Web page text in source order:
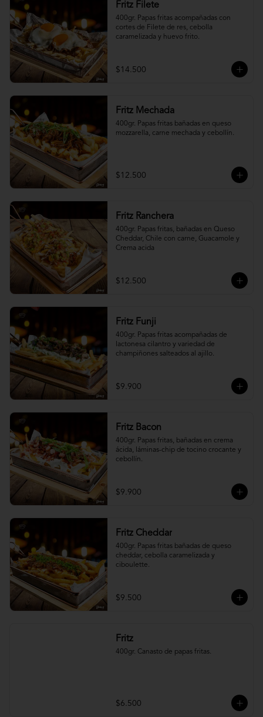
Fritz Filete
400gr. Papas fritas acompañadas con
cortes de Filete de res, cebolla
caramelizada y huevo frito.
$14.500
Fritz Mechada
400gr. Papas fritas bañadas en queso
mozzarella, carne mechada y cebollín.
$12.500
Fritz Ranchera
400gr. Papas fritas, bañadas en Queso
Cheddar, Chile con carne, Guacamole y
Crema acida
$12.500
Fritz Funji
400gr. Papas fritas acompañadas de
lactonesa cilantro y variedad de
champiñones salteados al ajillo.
$9.900
Fritz Bacon
400gr. Papas fritas, bañadas en crema
ácida, láminas-chip de tocino crocante y
cebollín.
$9.900
Fritz Cheddar
400gr. Papas fritas bañadas de queso
cheddar, cebolla caramelizada y
ciboulette.
$9.500
Fritz
400gr. Canasto de papas fritas.
$6.500